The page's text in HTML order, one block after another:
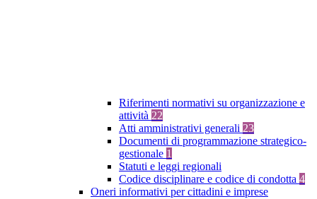
Riferimenti normativi su organizzazione e
attività 22
Atti amministrativi generali 23
Documenti di programmazione strategico-
gestionale 1
Statuti e leggi regionali
Codice disciplinare e codice di condotta 4
Oneri informativi per cittadini e imprese